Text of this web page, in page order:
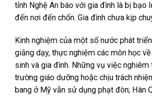
tỉnh Nghệ An báo với gia đình là bị bạo
đến nơi đến chốn. Gia đình chưa kịp
Kinh nghiệm của một số nước phát
giảng dạy, thực nghiệm các môn học
sinh và gia đình. Những vụ việc
trường giáo dưỡng hoặc chịu trách
bang ở Mỹ vẫn sử dụng phạt đòn; Hàn